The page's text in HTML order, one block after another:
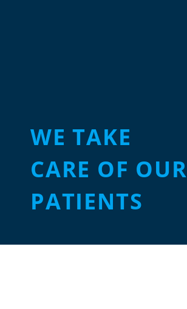
WE TAKE
CARE OF OUR
PATIENTS